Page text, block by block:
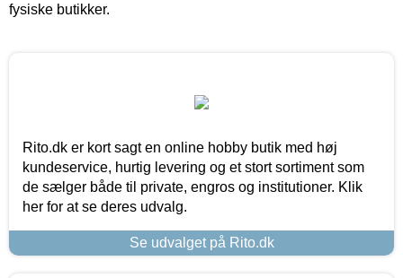
fysiske butikker.
Rito.dk er kort sagt en online hobby butik med høj
kundeservice, hurtig levering og et stort sortiment som
de sælger både til private, engros og institutioner. Klik
her for at se deres udvalg.
Se udvalget på Rito.dk